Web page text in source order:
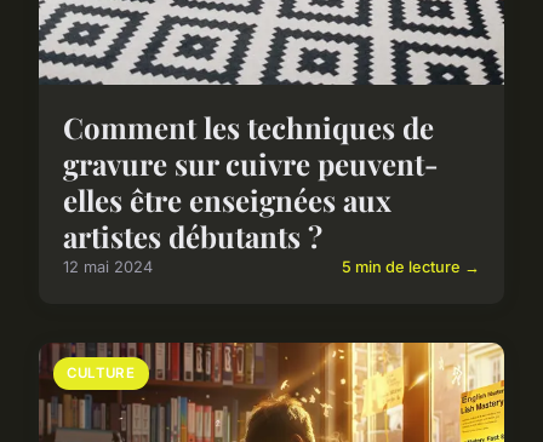
Comment les techniques de
gravure sur cuivre peuvent-
elles être enseignées aux
artistes débutants ?
12 mai 2024 5 min de lecture →
CULTURE